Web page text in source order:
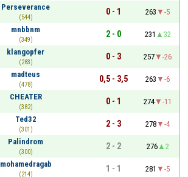
Perseverance
(544)
0 - 1 263
-5
mnbbnm
(349)
2 - 0 231
32
klangopfer
(283)
0 - 3 257
-26
madteus
(478)
0,5 - 3,5 263
-6
CHEATER
(382)
0 - 1 274
-11
Ted32
(301)
2 - 3 278
-4
Palindrom
(300)
2 - 2 276
2
mohamedragab
(214)
1 - 1 281 -5